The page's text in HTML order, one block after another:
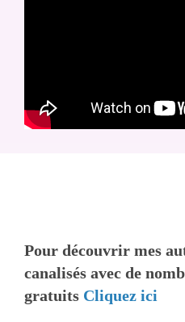
Pour découvrir mes
canalisés avec de
gratuits Cliquez ici